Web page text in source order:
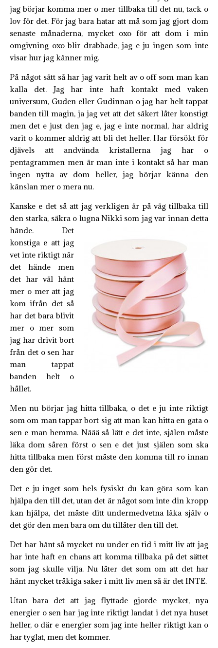
jag börjar komma mer o mer tillbaka till det nu, tack o
lov för det. För jag bara hatar att må som jag gjort dom
senaste månaderna, mycket oxo för att dom i min
omgivning oxo blir drabbade, jag e ju ingen som inte
visar hur jag känner mig.
På något sätt så har jag varit helt av o off som man kan
kalla det. Jag har inte haft kontakt med vaken
universum, Guden eller Gudinnan o jag har helt tappat
banden till magin, ja jag vet att det säkert låter konstigt
men det e just den jag e, jag e inte normal, har aldrig
varit o kommer aldrig att bli det heller. Har försökt för
djävels att andvända kristallerna jag har o
pentagrammen men är man inte i kontakt så har man
ingen nytta av dom heller, jag börjar känna den
känslan mer o mera nu.
Kanske e det så att jag verkligen är på väg tillbaka till
den starka, säkra o lugna Nikki som jag var innan detta
hände. Det
konstiga e att jag
vet inte riktigt när
det hände men
det har väl hänt
mer o mer att jag
kom ifrån det så
har det bara blivit
mer o mer som
jag har drivit bort
från det o sen har
man tappat
banden helt o
hållet.
Men nu börjar jag hitta tillbaka, o det e ju inte riktigt
som om man tappar bort sig att man kan hitta en gata o
sen e man hemma. Näää så lätt e det inte, själen måste
läka dom såren först o sen e det just själen som ska
hitta tillbaka men först måste den komma till ro innan
den gör det.
Det e ju inget som hels fysiskt du kan göra som kan
hjälpa den till det, utan det är något som inte din kropp
kan hjälpa, det måste ditt undermedvetna läka själv o
det gör den men bara om du tillåter den till det.
Det har hänt så mycket nu under en tid i mitt liv att jag
har inte haft en chans att komma tillbaka på det sättet
som jag skulle vilja. Nu låter det som om att det har
hänt mycket tråkiga saker i mitt liv men så är det INTE.
Utan bara det att jag flyttade gjorde mycket, nya
energier o sen har jag inte riktigt landat i det nya huset
heller, o där e energier som jag inte heller riktigt kan o
har tyglat, men det kommer.